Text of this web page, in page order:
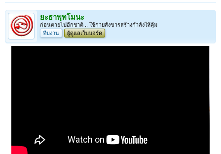
ยะธาพุทโมนะ
ก่อนตายไปอีกชาติ .. ใช้กายสังขารสร้างกำลังให้คุ้ม
ทีมงาน
ผู้ดูแลเว็บบอร์ด